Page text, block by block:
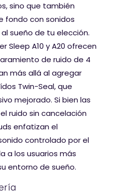
sino que también
fondo con sonidos
sueño de tu elección.
Sleep A10 y A20 ofrecen
de ruido de 4
más allá al agregar
Twin-Seal, que
mejorado. Si bien las
ruido sin cancelación
enfatizan el
controlado por el
a los usuarios más
entorno de sueño.